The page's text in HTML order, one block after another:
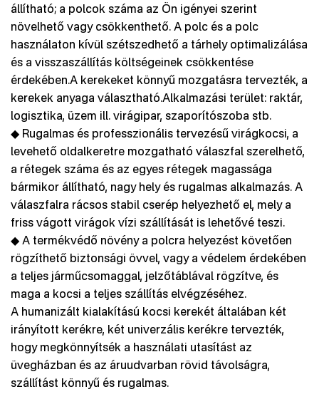
állítható; a polcok száma az Ön igényei szerint
növelhető vagy csökkenthető. A polc és a polc
használaton kívül szétszedhető a tárhely optimalizálása
és a visszaszállítás költségeinek csökkentése
érdekében.A kerekeket könnyű mozgatásra tervezték, a
kerekek anyaga választható.Alkalmazási terület: raktár,
logisztika, üzem ill. virágipar, szaporítószoba stb.
◆ Rugalmas és professzionális tervezésű virágkocsi, a
levehető oldalkeretre mozgatható válaszfal szerelhető,
a rétegek száma és az egyes rétegek magassága
bármikor állítható, nagy hely és rugalmas alkalmazás. A
válaszfalra rácsos stabil cserép helyezhető el, mely a
friss vágott virágok vízi szállítását is lehetővé teszi.
◆ A termékvédő növény a polcra helyezést követően
rögzíthető biztonsági övvel, vagy a védelem érdekében
a teljes járműcsomaggal, jelzőtáblával rögzítve, és
maga a kocsi a teljes szállítás elvégzéséhez.
A humanizált kialakítású kocsi kerekét általában két
irányított kerékre, két univerzális kerékre tervezték,
hogy megkönnyítsék a használati utasítást az
üvegházban és az áruudvarban rövid távolságra,
szállítást könnyű és rugalmas.